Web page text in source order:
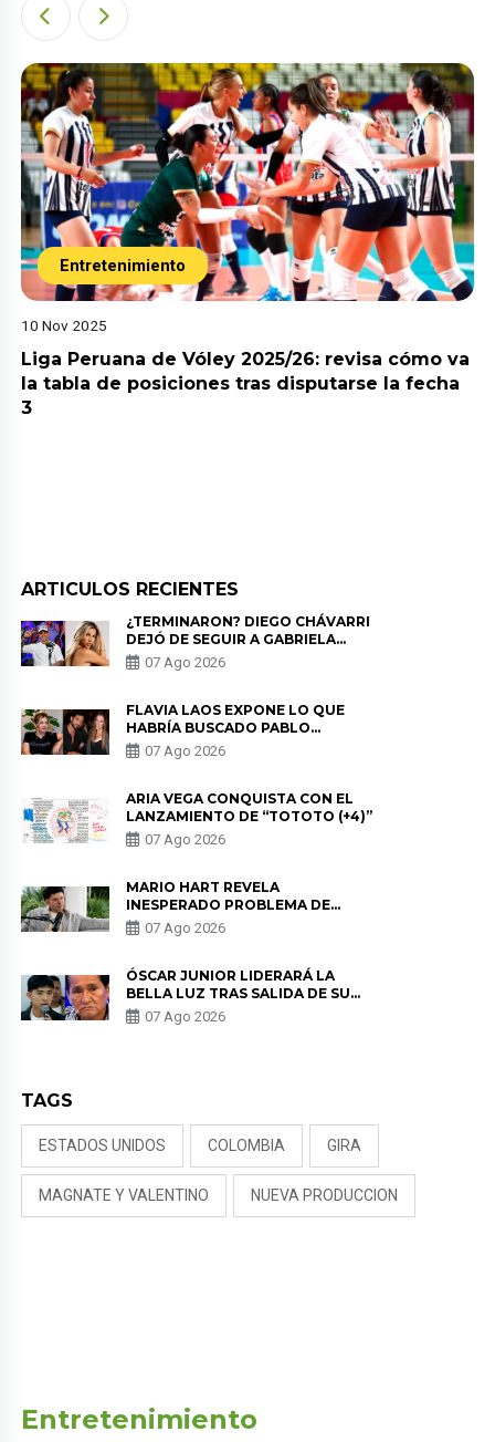
Entretenimiento
10 Nov 2025
Liga Peruana de Vóley 2025/26: revisa cómo va
la tabla de posiciones tras disputarse la fecha
3
ARTICULOS RECIENTES
¿TERMINARON? DIEGO CHÁVARRI
DEJÓ DE SEGUIR A GABRIELA
HERRERA Y ANUNCIA SU SALIDA
DE PÓDCAST
07 Ago 2026
FLAVIA LAOS EXPONE LO QUE
HABRÍA BUSCADO PABLO
HEREDIA CON ALE FULLER: “UNA
DE LAS PARTES QUERÍA EL
07 Ago 2026
ARIA VEGA CONQUISTA CON EL
LANZAMIENTO DE “TOTOTO (+4)”
07 Ago 2026
MARIO HART REVELA
INESPERADO PROBLEMA DE
SALUD ANTES DE SEPARARSE DE
KORINA: “ME ENCONTRARON UN
07 Ago 2026
ÓSCAR JUNIOR LIDERARÁ LA
BELLA LUZ TRAS SALIDA DE SU
PADRE POR POLÉMICA CON
NALDY SALDAÑA
07 Ago 2026
TAGS
ESTADOS UNIDOS COLOMBIA GIRA
MAGNATE Y VALENTINO NUEVA PRODUCCION
Entretenimiento